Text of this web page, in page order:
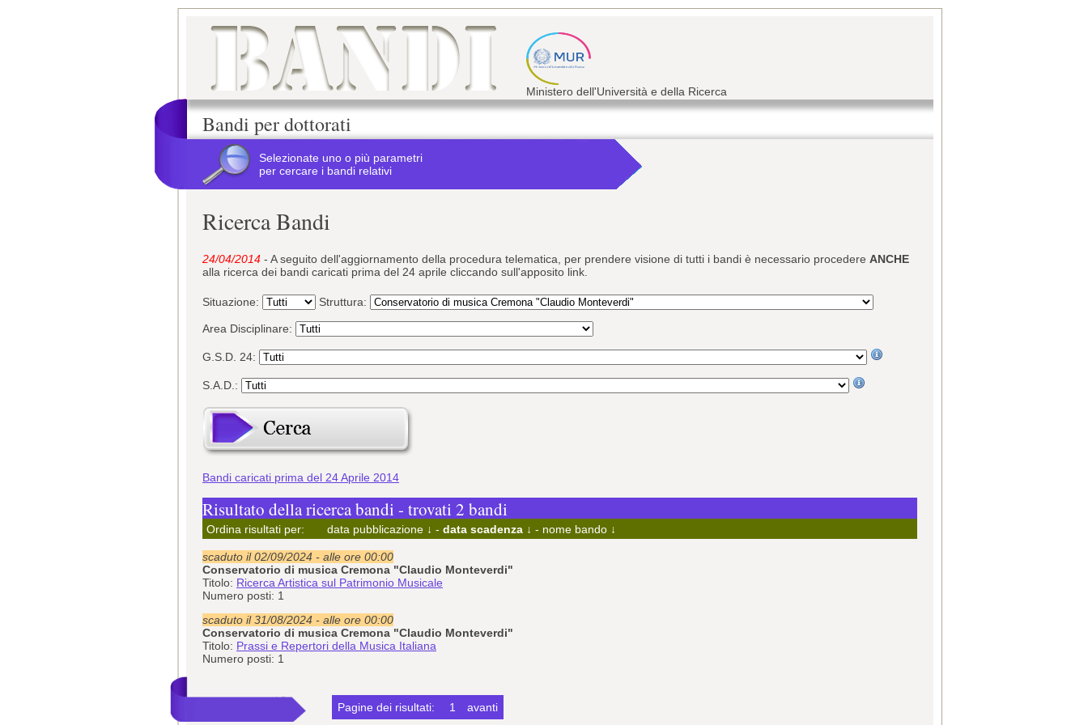
Ministero dell'Università e della Ricerca
Bandi per dottorati
Selezionate uno o più parametri
per cercare i bandi relativi
Ricerca Bandi
24/04/2014 - A seguito dell'aggiornamento della procedura telematica, per prendere visione di tutti i bandi è necessario procedere ANCHE
alla ricerca dei bandi caricati prima del 24 aprile cliccando sull'apposito link.
Situazione: Struttura:
Area Disciplinare:
G.S.D. 24:
S.A.D.:
Bandi caricati prima del 24 Aprile 2014
Risultato della ricerca bandi - trovati 2 bandi
Ordina risultati per: data pubblicazione ↓ - data scadenza ↓ - nome bando ↓
scaduto il 02/09/2024 - alle ore 00:00
Conservatorio di musica Cremona "Claudio Monteverdi"
Titolo: Ricerca Artistica sul Patrimonio Musicale
Numero posti: 1
scaduto il 31/08/2024 - alle ore 00:00
Conservatorio di musica Cremona "Claudio Monteverdi"
Titolo: Prassi e Repertori della Musica Italiana
Numero posti: 1
Pagine dei risultati: 1 avanti